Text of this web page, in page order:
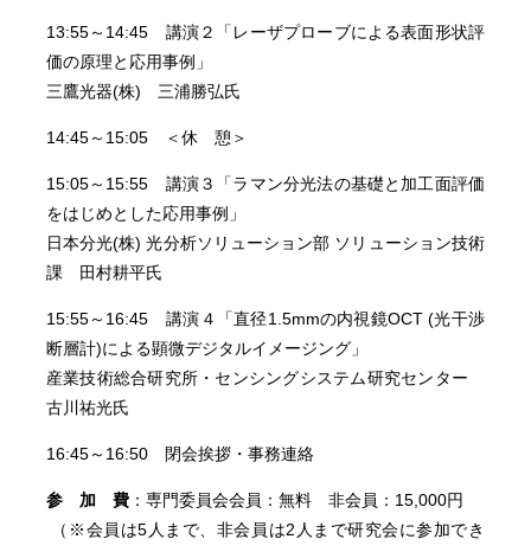
13:55～14:45 講演２「レーザプローブによる表面形状評
価の原理と応用事例」
三鷹光器(株) 三浦勝弘氏
14:45～15:05 ＜休 憩＞
15:05～15:55 講演３「ラマン分光法の基礎と加工面評価
をはじめとした応用事例」
日本分光(株) 光分析ソリューション部 ソリューション技術
課 田村耕平氏
15:55～16:45 講演４「直径1.5mmの内視鏡OCT (光干渉
断層計)による顕微デジタルイメージング」
産業技術総合研究所・センシングシステム研究センター
古川祐光氏
16:45～16:50 閉会挨拶・事務連絡
参 加 費：専門委員会会員：無料 非会員：15,000円
（※会員は5人まで、非会員は2人まで研究会に参加でき